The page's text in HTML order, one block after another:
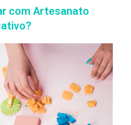
com Artesanato